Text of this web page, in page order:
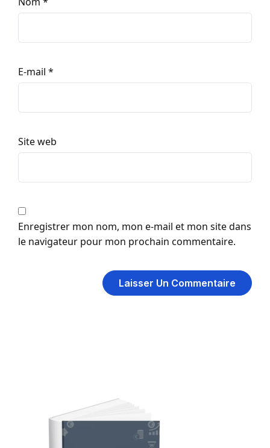
E-mail *
Site web
Enregistrer mon nom, mon e-mail et mon site dans
le navigateur pour mon prochain commentaire.